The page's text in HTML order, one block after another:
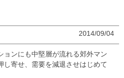
2014/09/04
ョンにも中堅層が流れる郊外マン
し寄せ、需要を減退させはじめて